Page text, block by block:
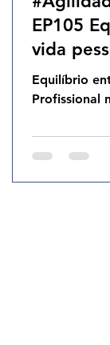
EP105
vida
QUI
Equilíbrio
Profissional